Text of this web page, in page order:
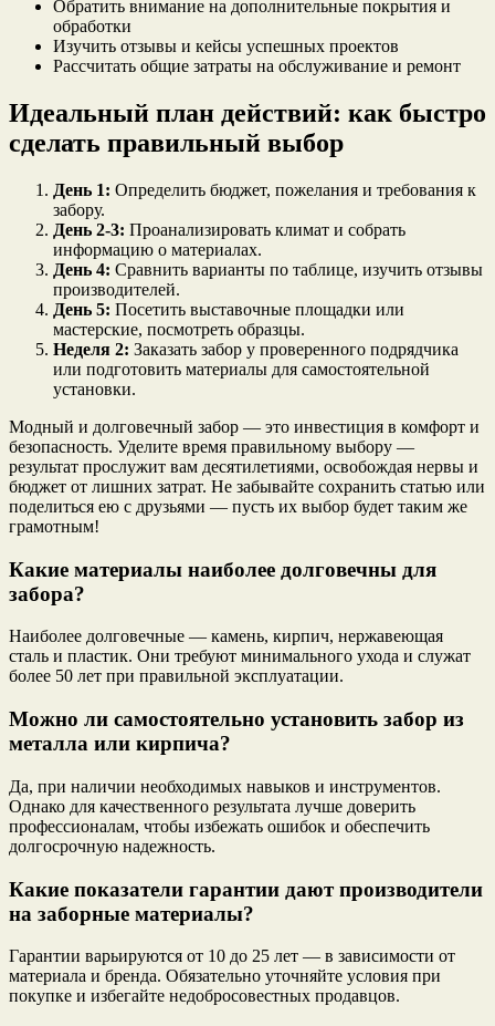
Обратить внимание на дополнительные покрытия и
обработки
Изучить отзывы и кейсы успешных проектов
Рассчитать общие затраты на обслуживание и ремонт
Идеальный план действий: как быстро
сделать правильный выбор
День 1: Определить бюджет, пожелания и требования к
забору.
День 2-3: Проанализировать климат и собрать
информацию о материалах.
День 4: Сравнить варианты по таблице, изучить отзывы
производителей.
День 5: Посетить выставочные площадки или
мастерские, посмотреть образцы.
Неделя 2: Заказать забор у проверенного подрядчика
или подготовить материалы для самостоятельной
установки.
Модный и долговечный забор — это инвестиция в комфорт и
безопасность. Уделите время правильному выбору —
результат прослужит вам десятилетиями, освобождая нервы и
бюджет от лишних затрат. Не забывайте сохранить статью или
поделиться ею с друзьями — пусть их выбор будет таким же
грамотным!
Какие материалы наиболее долговечны для
забора?
Наиболее долговечные — камень, кирпич, нержавеющая
сталь и пластик. Они требуют минимального ухода и служат
более 50 лет при правильной эксплуатации.
Можно ли самостоятельно установить забор из
металла или кирпича?
Да, при наличии необходимых навыков и инструментов.
Однако для качественного результата лучше доверить
профессионалам, чтобы избежать ошибок и обеспечить
долгосрочную надежность.
Какие показатели гарантии дают производители
на заборные материалы?
Гарантии варьируются от 10 до 25 лет — в зависимости от
материала и бренда. Обязательно уточняйте условия при
покупке и избегайте недобросовестных продавцов.